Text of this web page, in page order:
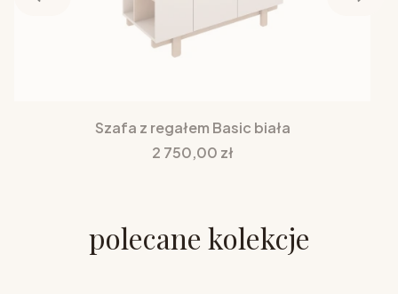
Szafa z regałem Basic biała
Cena
2 750,00 zł
polecane kolekcje